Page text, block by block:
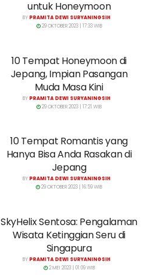
untuk Honeymoon
BYPRAMITA DEWI SURYANINGSIH
29 OKTOBER 2023 | 17:33 WIB
10 Tempat Honeymoon di
Jepang, Impian Pasangan
Muda Masa Kini
BYPRAMITA DEWI SURYANINGSIH
29 OKTOBER 2023 | 17:21 WIB
10 Tempat Romantis yang
Hanya Bisa Anda Rasakan di
Jepang
BYPRAMITA DEWI SURYANINGSIH
29 OKTOBER 2023 | 16:59 WIB
SkyHelix Sentosa: Pengalaman
Wisata Ketinggian Seru di
Singapura
BYPRAMITA DEWI SURYANINGSIH
2 MEI 2023 | 01:09 WIB